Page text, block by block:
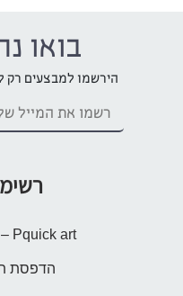
בואו
הירשמו למבצעים רק
Pquick art – פוסטרים מעוצבים
הדפסת